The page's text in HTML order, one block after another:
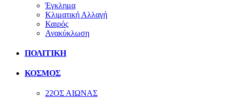
Έγκλημα
Κλιματική Αλλαγή
Καιρός
Ανακύκλωση
ΠΟΛΙΤΙΚΗ
ΚΟΣΜΟΣ
22ΟΣ ΑΙΩΝΑΣ